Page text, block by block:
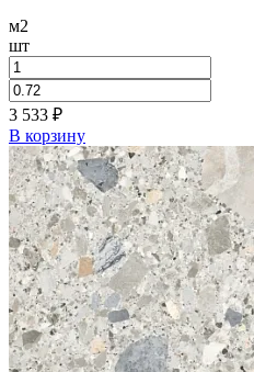
м2
шт
3 533 ₽
В корзину